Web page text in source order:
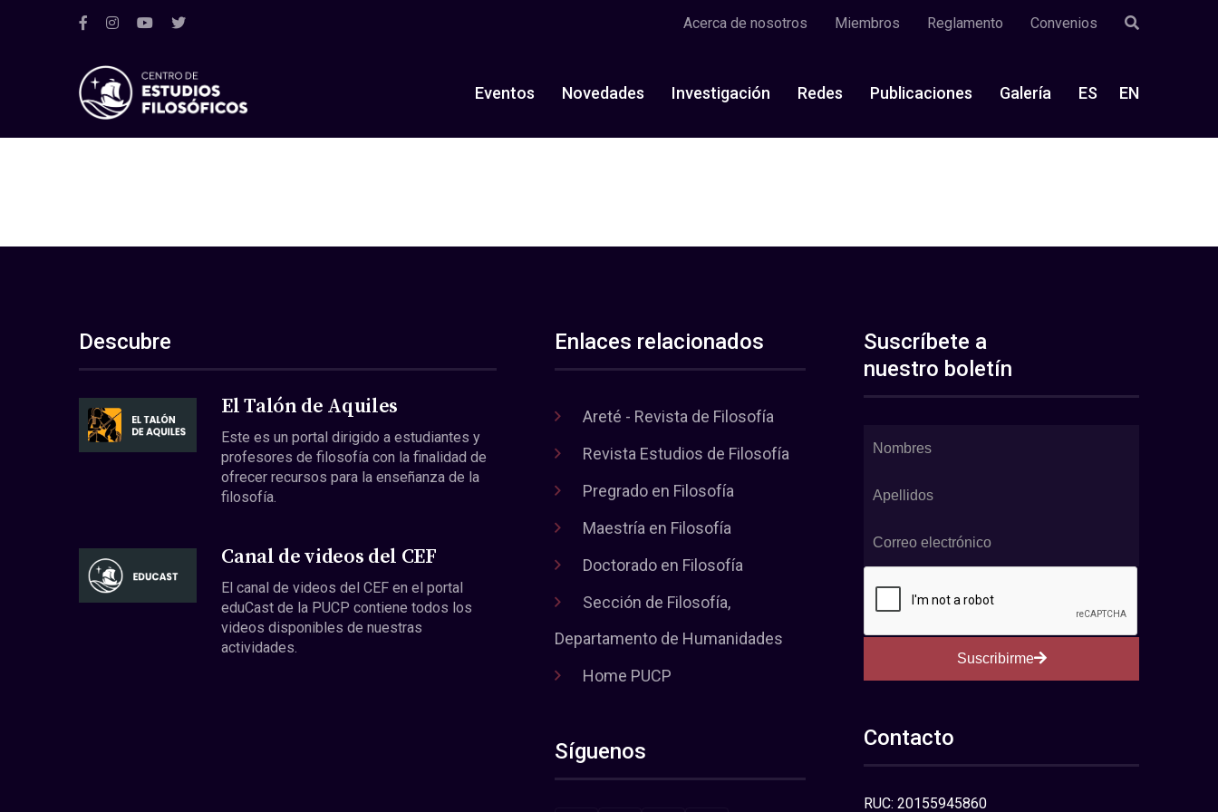
Acerca de nosotros Miembros Reglamento Convenios
Eventos Novedades Investigación Redes Publicaciones Galería ES EN
Descubre
El Talón de Aquiles
Este es un portal dirigido a estudiantes y
profesores de filosofía con la finalidad de
ofrecer recursos para la enseñanza de la
filosofía.
Canal de videos del CEF
El canal de videos del CEF en el portal
eduCast de la PUCP contiene todos los
videos disponibles de nuestras
actividades.
Enlaces relacionados
Areté - Revista de Filosofía
Revista Estudios de Filosofía
Pregrado en Filosofía
Maestría en Filosofía
Doctorado en Filosofía
Sección de Filosofía,
Departamento de Humanidades
Home PUCP
Síguenos
Suscríbete a
nuestro boletín
Suscribirme
Contacto
RUC: 20155945860